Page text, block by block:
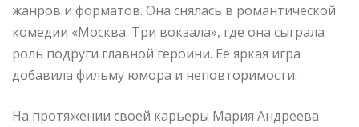
жанров и форматов. Она снялась в романтической
комедии «Москва. Три вокзала», где она сыграла
роль подруги главной героини. Ее яркая игра
добавила фильму юмора и неповторимости.
На протяжении своей карьеры Мария Андреева